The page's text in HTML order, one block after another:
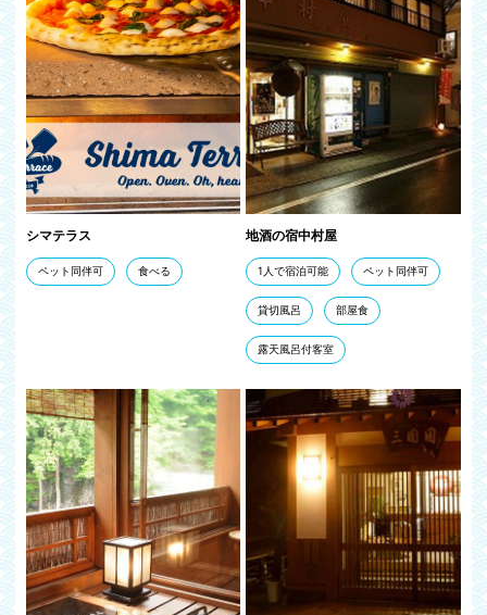
シマテラス
ペット同伴可 食べる
地酒の宿中村屋
1人で宿泊可能 ペット同伴可
貸切風呂 部屋食
露天風呂付客室